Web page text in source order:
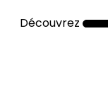
Découvrez